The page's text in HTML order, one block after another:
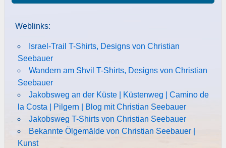
Weblinks:
Israel-Trail T-Shirts, Designs von Christian
Seebauer
Wandern am Shvil T-Shirts, Designs von Christian
Seebauer
Jakobsweg an der Küste | Küstenweg | Camino de
la Costa | Pilgern | Blog mit Christian Seebauer
Jakobsweg T-Shirts von Christian Seebauer
Bekannte Ölgemälde von Christian Seebauer |
Kunst